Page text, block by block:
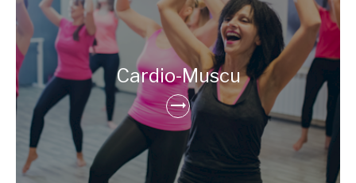
Cardio-Muscu